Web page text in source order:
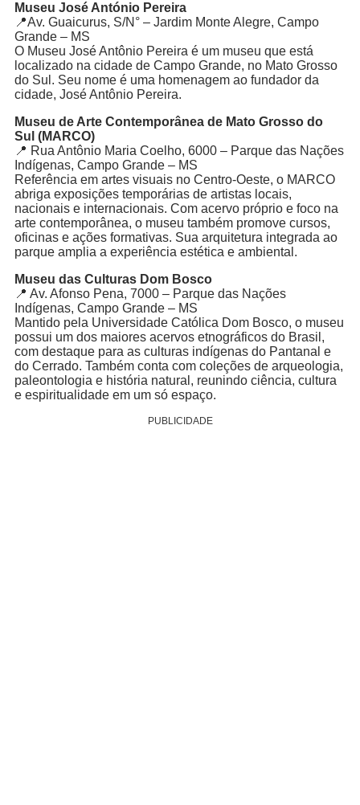
Museu José António Pereira
📍Av. Guaicurus, S/N° – Jardim Monte Alegre, Campo
Grande – MS
O Museu José Antônio Pereira é um museu que está
localizado na cidade de Campo Grande, no Mato Grosso
do Sul. Seu nome é uma homenagem ao fundador da
cidade, José Antônio Pereira.
Museu de Arte Contemporânea de Mato Grosso do
Sul (MARCO)
📍 Rua Antônio Maria Coelho, 6000 – Parque das Nações
Indígenas, Campo Grande – MS
Referência em artes visuais no Centro-Oeste, o MARCO
abriga exposições temporárias de artistas locais,
nacionais e internacionais. Com acervo próprio e foco na
arte contemporânea, o museu também promove cursos,
oficinas e ações formativas. Sua arquitetura integrada ao
parque amplia a experiência estética e ambiental.
Museu das Culturas Dom Bosco
📍 Av. Afonso Pena, 7000 – Parque das Nações
Indígenas, Campo Grande – MS
Mantido pela Universidade Católica Dom Bosco, o museu
possui um dos maiores acervos etnográficos do Brasil,
com destaque para as culturas indígenas do Pantanal e
do Cerrado. Também conta com coleções de arqueologia,
paleontologia e história natural, reunindo ciência, cultura
e espiritualidade em um só espaço.
PUBLICIDADE